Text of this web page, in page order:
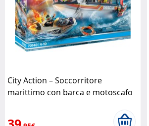
City Action – Soccorritore
marittimo con barca e motoscafo